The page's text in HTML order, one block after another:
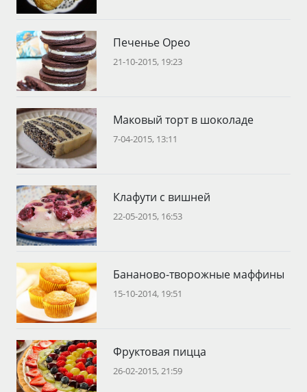
Печенье Орео
21-10-2015, 19:23
Маковый торт в шоколаде
7-04-2015, 13:11
Клафути с вишней
22-05-2015, 16:53
Бананово-творожные маффины
15-10-2014, 19:51
Фруктовая пицца
26-02-2015, 21:59